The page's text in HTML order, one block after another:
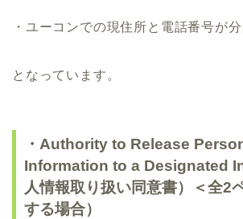
・ユーコンでの現住所と電話番号が
となっています。
・Authority to Release
Information to a Designated
人情報取り扱い同意書）＜全2
する場合）